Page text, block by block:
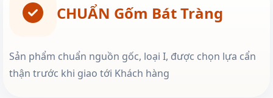
CHUẨN Gốm Bát Tràng
Sản phẩm chuẩn nguồn gốc, loại I, được chọn lựa cẩn
thận trước khi giao tới Khách hàng